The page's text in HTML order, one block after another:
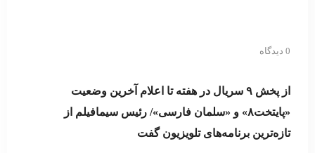
0 دیدگاه
از پخش ۹ سریال در هفته تا اعلام آخرین وضعیت
«پایتخت۸» و «سلمان فارسی»/ رئیس سیمافیلم از
تازه‌ترین برنامه‌های تلویزیون گفت